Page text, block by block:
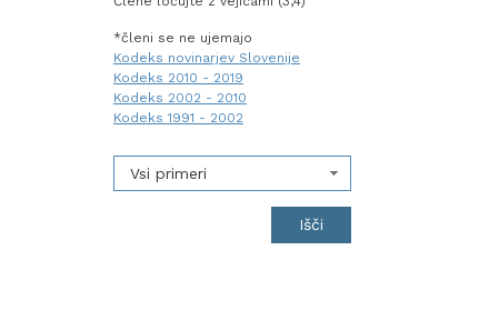
*členi se ne ujemajo
Kodeks novinarjev Slovenije
Kodeks 2010 - 2019
Kodeks 2002 - 2010
Kodeks 1991 - 2002
Vsi primeri